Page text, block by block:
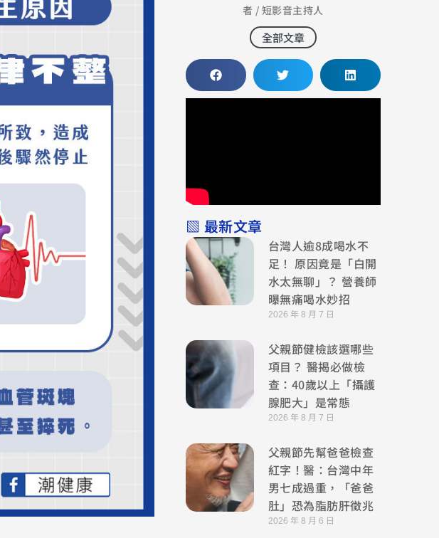
者 / 短影音主持人
全部文章
▧ 最新文章
台灣人逾8成喝水不
足！ 原因竟是「白開
水太無聊」？ 營養師
曝無痛喝水妙招
2026 年 8 月 7 日
父親節健檢該選哪些
項目？ 醫揭必做檢
查：40歲以上「攝護
腺肥大」是常態
2026 年 8 月 7 日
父親節先幫爸爸檢查
紅字！醫：台灣中年
男七成過重，「爸爸
肚」恐為脂肪肝徵兆
2026 年 8 月 6 日